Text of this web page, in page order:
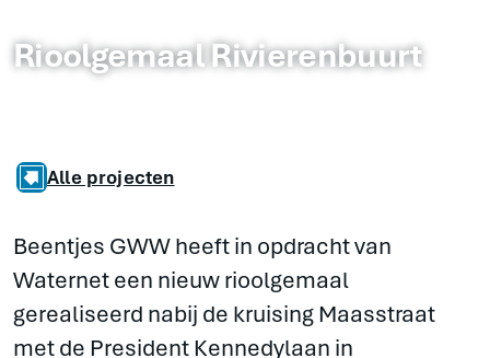
Rioolgemaal Rivierenbuurt
Alle projecten
Beentjes GWW heeft in opdracht van
Waternet een nieuw rioolgemaal
gerealiseerd nabij de kruising Maasstraat
met de President Kennedylaan in